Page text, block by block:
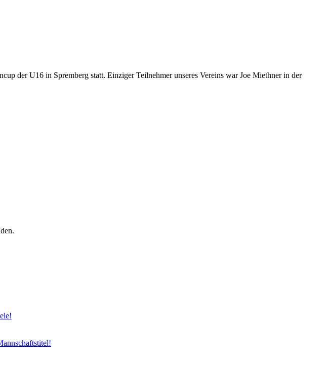
der U16 in Spremberg statt. Einziger Teilnehmer unseres Vereins war Joe Miethner in der